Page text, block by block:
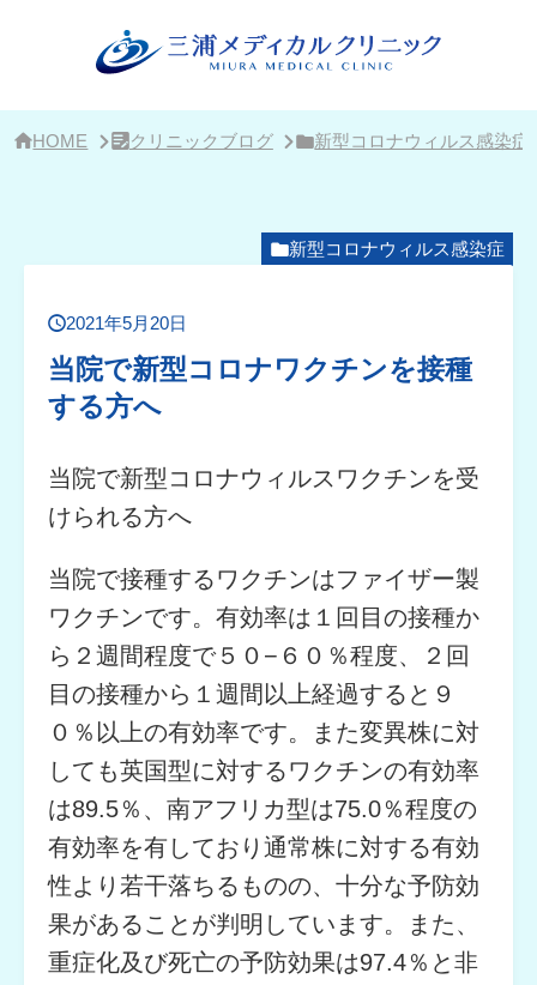
HOME クリニックブログ 新型コロナウィルス感染症
新型コロナウィルス感染症
2021年5月20日
当院で新型コロナワクチンを接種
する方へ
当院で新型コロナウィルスワクチンを受
けられる方へ
当院で接種するワクチンはファイザー製
ワクチンです。有効率は１回目の接種か
ら２週間程度で５０−６０％程度、２回
目の接種から１週間以上経過すると９
０％以上の有効率です。また変異株に対
しても英国型に対するワクチンの有効率
は89.5％、南アフリカ型は75.0％程度の
有効率を有しており通常株に対する有効
性より若干落ちるものの、十分な予防効
果があることが判明しています。また、
重症化及び死亡の予防効果は97.4％と非